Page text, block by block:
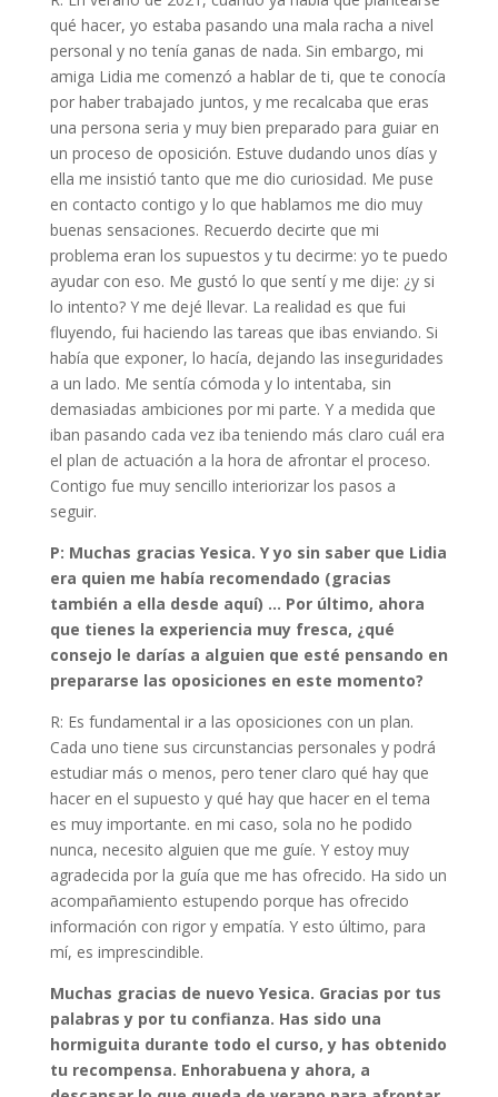
qué hacer, yo estaba pasando una mala racha a nivel
personal y no tenía ganas de nada. Sin embargo, mi
amiga Lidia me comenzó a hablar de ti, que te conocía
por haber trabajado juntos, y me recalcaba que eras
una persona seria y muy bien preparado para guiar en
un proceso de oposición. Estuve dudando unos días y
ella me insistió tanto que me dio curiosidad. Me puse
en contacto contigo y lo que hablamos me dio muy
buenas sensaciones. Recuerdo decirte que mi
problema eran los supuestos y tu decirme: yo te puedo
ayudar con eso. Me gustó lo que sentí y me dije: ¿y si
lo intento? Y me dejé llevar. La realidad es que fui
fluyendo, fui haciendo las tareas que ibas enviando. Si
había que exponer, lo hacía, dejando las inseguridades
a un lado. Me sentía cómoda y lo intentaba, sin
demasiadas ambiciones por mi parte. Y a medida que
iban pasando cada vez iba teniendo más claro cuál era
el plan de actuación a la hora de afrontar el proceso.
Contigo fue muy sencillo interiorizar los pasos a
seguir.
P: Muchas gracias Yesica. Y yo sin saber que Lidia
era quien me había recomendado (gracias
también a ella desde aquí) … Por último, ahora
que tienes la experiencia muy fresca, ¿qué
consejo le darías a alguien que esté pensando en
prepararse las oposiciones en este momento?
R: Es fundamental ir a las oposiciones con un plan.
Cada uno tiene sus circunstancias personales y podrá
estudiar más o menos, pero tener claro qué hay que
hacer en el supuesto y qué hay que hacer en el tema
es muy importante. en mi caso, sola no he podido
nunca, necesito alguien que me guíe. Y estoy muy
agradecida por la guía que me has ofrecido. Ha sido un
acompañamiento estupendo porque has ofrecido
información con rigor y empatía. Y esto último, para
mí, es imprescindible.
Muchas gracias de nuevo Yesica. Gracias por tus
palabras y por tu confianza. Has sido una
hormiguita durante todo el curso, y has obtenido
tu recompensa. Enhorabuena y ahora, a